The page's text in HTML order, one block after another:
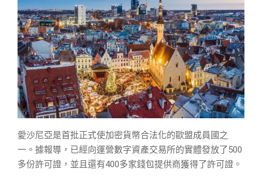
愛沙尼亞是首批正式使加密貨幣合法化的歐盟成員國之
一。據報導，已經向運營數字資產交易所的實體發放了500
多份許可證，並且還有400多家錢包提供商獲得了許可證。